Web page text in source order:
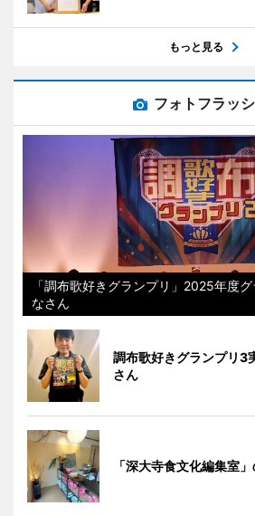
もっと見る
フォトフラッ
「調布歌好きグランプリ」2025年度
なさん
調布歌好きグランプリ3
さん
「深大寺食文化編集室